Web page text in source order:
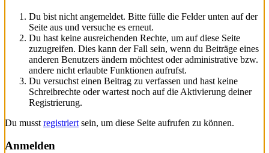
Du bist nicht angemeldet. Bitte fülle die Felder unten auf der
Seite aus und versuche es erneut.
Du hast keine ausreichenden Rechte, um auf diese Seite
zuzugreifen. Dies kann der Fall sein, wenn du Beiträge eines
anderen Benutzers ändern möchtest oder administrative bzw.
andere nicht erlaubte Funktionen aufrufst.
Du versuchst einen Beitrag zu verfassen und hast keine
Schreibrechte oder wartest noch auf die Aktivierung deiner
Registrierung.
Du musst registriert sein, um diese Seite aufrufen zu können.
Anmelden